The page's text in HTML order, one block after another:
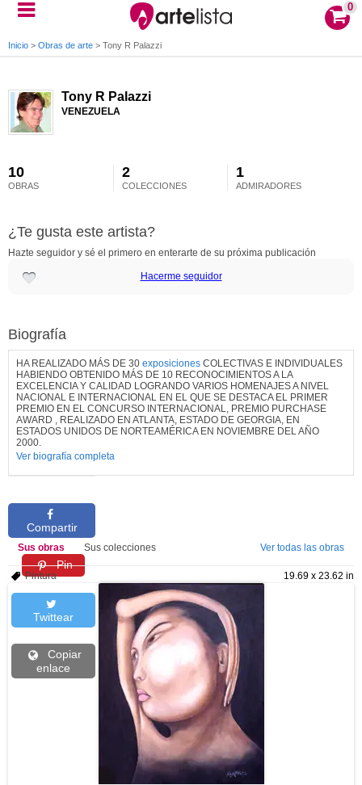
0
Inicio > Obras de arte > Tony R Palazzi
Tony R Palazzi
VENEZUELA
10
OBRAS
2
COLECCIONES
1
ADMIRADORES
¿Te gusta este artista?
Hazte seguidor y sé el primero en enterarte de su próxima publicación
Hacerme seguidor
Biografía
HA REALIZADO MÁS DE 30 exposiciones COLECTIVAS E INDIVIDUALES
HABIENDO OBTENIDO MÁS DE 10 RECONOCIMIENTOS A LA
EXCELENCIA Y CALIDAD LOGRANDO VARIOS HOMENAJES A NIVEL
NACIONAL E INTERNACIONAL EN EL QUE SE DESTACA EL PRIMER
PREMIO EN EL CONCURSO INTERNACIONAL, PREMIO PURCHASE
AWARD , REALIZADO EN ATLANTA, ESTADO DE GEORGIA, EN
ESTADOS UNIDOS DE NORTEAMÉRICA EN NOVIEMBRE DEL AÑO
2000.
Ver biografía completa
Compartir
Pin
Twittear
Copiar
enlace
Sus obras Sus colecciones Ver todas las obras
19.69 x 23.62 in
Pintura